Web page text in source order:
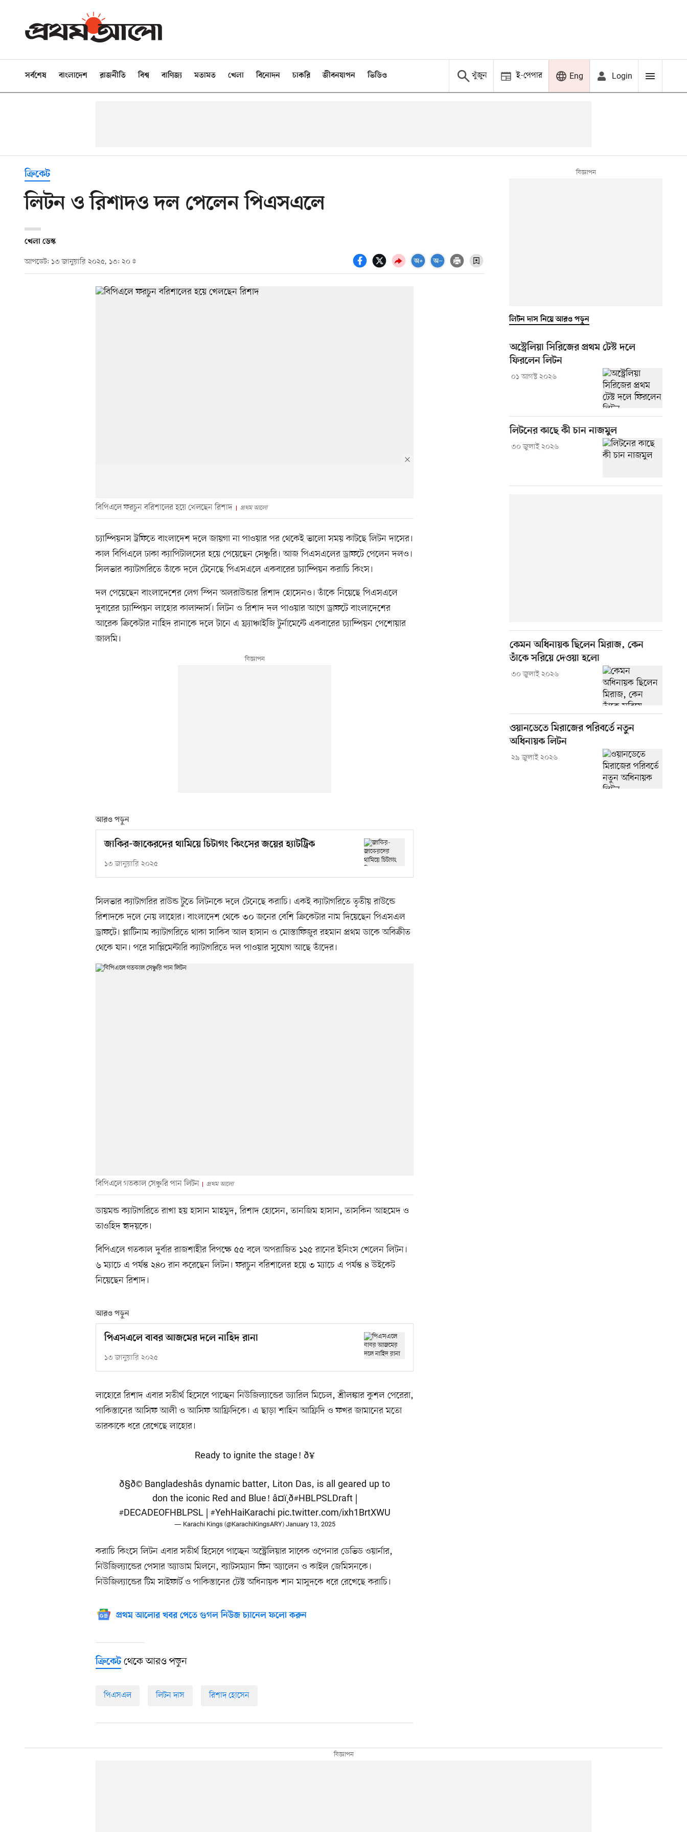
সর্বশেষ বাংলাদেশ রাজনীতি বিশ্ব বাণিজ্য মতামত খেলা বিনোদন চাকরি জীবনযাপন ভিডিও খুঁজুন ই-পেপার Eng Login
ক্রিকেট
লিটন ও রিশাদও দল পেলেন পিএসএলে
খেলা ডেস্ক
আপডেট: ১৩ জানুয়ারি ২০২৫, ১৩: ২০
বিপিএলে ফরচুন বরিশালের হয়ে খেলছেন রিশাদ প্রথম আলো
চ্যাম্পিয়নস ট্রফিতে বাংলাদেশ দলে জায়গা না পাওয়ার পর থেকেই ভালো সময় কাটছে লিটন দাসের।
কাল বিপিএলে ঢাকা ক্যাপিটালসের হয়ে পেয়েছেন সেঞ্চুরি। আজ পিএসএলের ড্রাফটে পেলেন দলও।
সিলভার ক্যাটাগরিতে তাঁকে দলে টেনেছে পিএসএলে একবারের চ্যাম্পিয়ন করাচি কিংস।
দল পেয়েছেন বাংলাদেশের লেগ স্পিন অলরাউন্ডার রিশাদ হোসেনও। তাঁকে নিয়েছে পিএসএলে
দুবারের চ্যাম্পিয়ন লাহোর কালান্দার্স। লিটন ও রিশাদ দল পাওয়ার আগে ড্রাফটে বাংলাদেশের
আরেক ক্রিকেটার নাহিদ রানাকে দলে টানে এ ফ্র্যাঞ্চাইজি টুর্নামেন্টে একবারের চ্যাম্পিয়ন পেশোয়ার
জালমি।
আরও পড়ুন
জাকির-জাকেরদের থামিয়ে চিটাগং কিংসের জয়ের হ্যাটট্রিক
১৩ জানুয়ারি ২০২৫
সিলভার ক্যাটাগরির রাউন্ড টুতে লিটনকে দলে টেনেছে করাচি। একই ক্যাটাগরিতে তৃতীয় রাউন্ডে
রিশাদকে দলে নেয় লাহোর। বাংলাদেশ থেকে ৩০ জনের বেশি ক্রিকেটার নাম দিয়েছেন পিএসএল
ড্রাফটে। প্লাটিনাম ক্যাটাগরিতে থাকা সাকিব আল হাসান ও মোস্তাফিজুর রহমান প্রথম ডাকে অবিক্রীত
থেকে যান। পরে সাপ্লিমেন্টারি ক্যাটাগরিতে দল পাওয়ার সুযোগ আছে তাঁদের।
বিপিএলে গতকাল সেঞ্চুরি পান লিটন প্রথম আলো
ডায়মন্ড ক্যাটাগরিতে রাখা হয় হাসান মাহমুদ, রিশাদ হোসেন, তানজিম হাসান, তাসকিন আহমেদ ও
তাওহিদ হৃদয়কে।
বিপিএলে গতকাল দুর্বার রাজশাহীর বিপক্ষে ৫৫ বলে অপরাজিত ১২৫ রানের ইনিংস খেলেন লিটন।
৬ ম্যাচে এ পর্যন্ত ২৪০ রান করেছেন লিটন। ফরচুন বরিশালের হয়ে ৩ ম্যাচে এ পর্যন্ত ৪ উইকেট
নিয়েছেন রিশাদ।
আরও পড়ুন
পিএসএলে বাবর আজমের দলে নাহিদ রানা
১৩ জানুয়ারি ২০২৫
লাহোরে রিশাদ এবার সতীর্থ হিসেবে পাচ্ছেন নিউজিল্যান্ডের ড্যারিল মিচেল, শ্রীলঙ্কার কুশল পেরেরা,
পাকিস্তানের আসিফ আলী ও আসিফ আফ্রিদিকে। এ ছাড়া শাহিন আফ্রিদি ও ফখর জামানের মতো
তারকাকে ধরে রেখেছে লাহোর।
Ready to ignite the stage! ð¥
ð§ð© Bangladeshâs dynamic batter, Liton Das, is all geared up to
don the iconic Red and Blue! â¤ï¸ð#HBLPSLDraft|
#DECADEOFHBLPSL| #YehHaiKarachi pic.twitter.com/ixh1BrtXWU
— Karachi Kings (@KarachiKingsARY)January 13, 2025
করাচি কিংসে লিটন এবার সতীর্থ হিসেবে পাচ্ছেন অস্ট্রেলিয়ার সাবেক ওপেনার ডেভিড ওয়ার্নার,
নিউজিল্যান্ডের পেসার অ্যাডাম মিলনে, ব্যাটসম্যান ফিন অ্যালেন ও কাইল জেমিসনকে।
নিউজিল্যান্ডের টিম সাইফার্ট ও পাকিস্তানের টেস্ট অধিনায়ক শান মাসুদকে ধরে রেখেছে করাচি।
প্রথম আলোর খবর পেতে গুগল নিউজ চ্যানেল ফলো করুন
ক্রিকেটথেকে আরও পড়ুন
পিএসএল লিটন দাস রিশাদ হোসেন
লিটন দাস নিয়ে আরও পড়ুন
অস্ট্রেলিয়া সিরিজের প্রথম টেস্ট দলে
ফিরলেন লিটন
০১ আগস্ট ২০২৬
লিটনের কাছে কী চান নাজমুল
৩০ জুলাই ২০২৬
কেমন অধিনায়ক ছিলেন মিরাজ, কেন
তাঁকে সরিয়ে দেওয়া হলো
৩০ জুলাই ২০২৬
ওয়ানডেতে মিরাজের পরিবর্তে নতুন
অধিনায়ক লিটন
২৯ জুলাই ২০২৬